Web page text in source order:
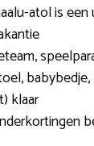
atol is
klaar